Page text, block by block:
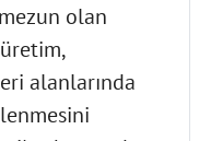
olan
alanlarında